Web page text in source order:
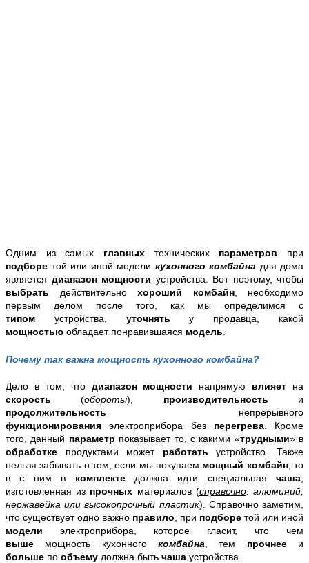
Одним из самых главных технических параметров при
подборе той или иной модели кухонного комбайна для дома
является диапазон мощности устройства. Вот поэтому, чтобы
выбрать действительно хороший комбайн, необходимо
первым делом после того, как мы определимся с
типом устройства, уточнятьу продавца, какой
мощностью обладает понравившаяся модель.
Почему так важна мощность кухонного комбайна?
Дело в том, что диапазон мощности напрямую влияет на
скорость(обороты), производительность и
продолжительность непрерывного
функционированияэлектроприбора без перегрева. Кроме
того, данный параметр показывает то, с какими «трудными» в
обработке продуктами может работатьустройство. Также
нельзя забывать о том, если мы покупаем мощный комбайн, то
в с ним в комплекте должна идти специальная чаша
изготовленная из прочных материалов (справочно: алюминий,
нержавейка или высокопрочный пластик). Справочно заметим,
что существует одно важно правило , при подборе той или иной
модели электроприбора, которое гласит, что чем
выше мощность кухонногокомбайна , тем прочнее и
больше по объему должна быть чаша устройства.